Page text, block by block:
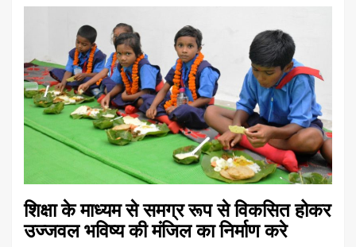
शिक्षा के माध्यम से समग्र रूप से विकसित होकर
उज्जवल भविष्य की मंजिल का निर्माण करे